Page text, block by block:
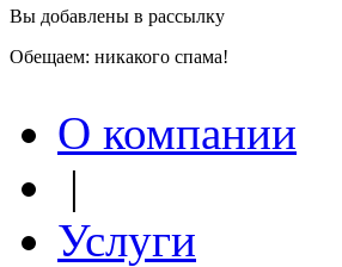
Вы добавлены в рассылку
Обещаем: никакого спама!
О компании
|
Услуги